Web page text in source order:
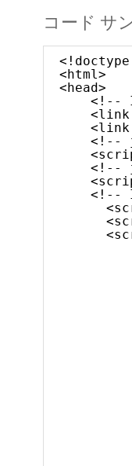
コード サ
<html>
<head>
<!--
<link
<link
<!--
<!--
<!--